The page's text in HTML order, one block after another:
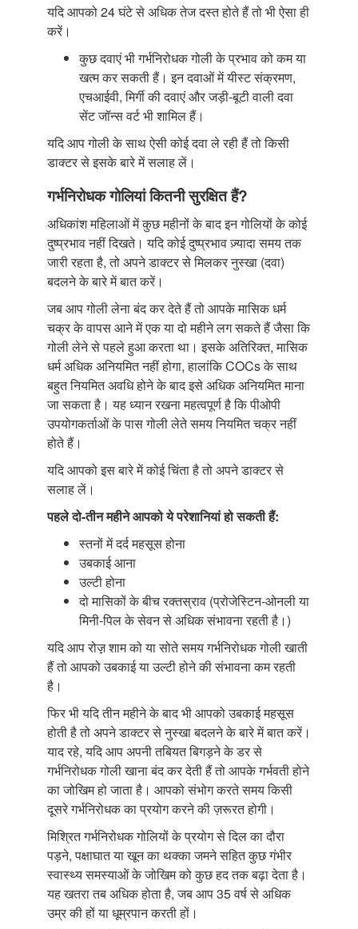
यदि आपको 24 घंटे से अधिक तेज दस्त होते हैं तो भी ऐसा ही
करें।
कुछ दवाएं भी गर्भनिरोधक गोली के प्रभाव को कम या
खत्म कर सकती हैं। इन दवाओं में यीस्ट संक्रमण,
एचआईवी, मिर्गी की दवाएं और जड़ी-बूटी वाली दवा
सेंट जॉन्स वर्ट भी शामिल हैं।
यदि आप गोली के साथ ऐसी कोई दवा ले रही हैं तो किसी
डाक्टर से इसके बारे में सलाह लें।
गर्भनिरोधक गोलियां कितनी सुरक्षित हैं?
अधिकांश महिलाओं में कुछ महीनों के बाद इन गोलियों के कोई
दुष्प्रभाव नहीं दिखते। यदि कोई दुष्प्रभाव ज़्यादा समय तक
जारी रहता है, तो अपने डाक्टर से मिलकर नुस्खा (दवा)
बदलने के बारे में बात करें।
जब आप गोली लेना बंद कर देते हैं तो आपके मासिक धर्म
चक्र के वापस आने में एक या दो महीने लग सकते हैं जैसा कि
गोली लेने से पहले हुआ करता था। इसके अतिरिक्त, मासिक
धर्म अधिक अनियमित नहीं होगा, हालांकि COCs के साथ
बहुत नियमित अवधि होने के बाद इसे अधिक अनियमित माना
जा सकता है। यह ध्यान रखना महत्वपूर्ण है कि पीओपी
उपयोगकर्ताओं के पास गोली लेते समय नियमित चक्र नहीं
होते हैं।
यदि आपको इस बारे में कोई चिंता है तो अपने डाक्टर से
सलाह लें।
पहले दो-तीन महीने आपको ये परेशानियांहो सकती हैं:
स्तनों में दर्द महसूस होना
उबकाई आना
उल्टी होना
दो मासिकों के बीच रक्तस्राव (प्रोजेस्टिन-ओनली या
मिनी-पिल के सेवन से अधिक संभावना रहती है।)
यदि आप रोज़़ शाम को या सोते समय गर्भनिरोधक गोली खाती
हैं तो आपको उबकाई या उल्टी होने की संभावना कम रहती
है।
फिर भी यदि तीन महीने के बाद भी आपको उबकाई महसूस
होती है तो अपने डाक्टर से नुस्खा बदलने के बारे में बात करें।
याद रहे, यदि आप अपनी तबियत बिगड़ने के डर से
गर्भनिरोधक गोली खाना बंद कर देती हैं तो आपके गर्भवती होने
का जोखिम हो जाता है। आपको संभोग करते समय किसी
दूसरे गर्भनिरोधक का प्रयोग करने की ज़रूरत होगी।
मिश्रित गर्भनिरोधक गोलियों के प्रयोग से दिल का दौरा
पड़ने, पक्षाघात या खून का थक्का जमने सहित कुछ गंभीर
स्वास्थ्य समस्याओं के जोखिम को कुछ हद तक बढ़ा देता है।
यह खतरा तब अधिक होता है, जब आप 35 वर्ष से अधिक
उम्र की हों या धूम्रपान करती हों।